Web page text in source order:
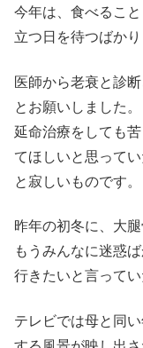
今年は、食べるこ
立つ日を待つばか
医師から老衰と診
とお願いしました。
延命治療をしても
てほしいと思って
と寂しいものです。
昨年の初冬に、大
もうみんなに迷惑
行きたいと言ってい
テレビでは母と同